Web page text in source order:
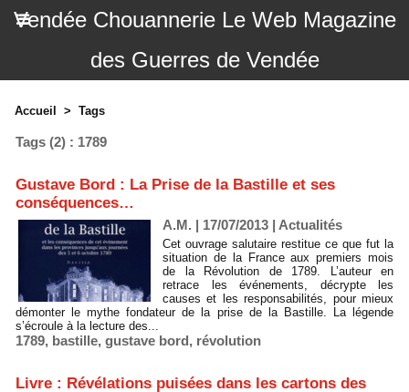
Vendée Chouannerie Le Web Magazine
des Guerres de Vendée
Accueil > Tags
Tags (2) : 1789
Gustave Bord : La Prise de la Bastille et ses
conséquences…
A.M. | 17/07/2013 | Actualités
Cet ouvrage salutaire restitue ce que fut la
situation de la France aux premiers mois
de la Révolution de 1789. L’auteur en
retrace les événements, décrypte les
causes et les responsabilités, pour mieux
démonter le mythe fondateur de la prise de la Bastille. La légende
s’écroule à la lecture des...
1789, bastille, gustave bord, révolution
Livre : Révélations puisées dans les cartons des